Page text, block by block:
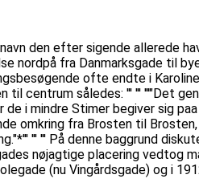
den efter sigende allerede
nordpå fra Danmarksgade til
ofte endte i
centrum således: ''' ''' '''"Det
i mindre Stimer begiver sig
omkring fra Brosten til
''' ''' På denne baggrund
nøjagtige placering vedtog
(nu Vingårdsgade) og i